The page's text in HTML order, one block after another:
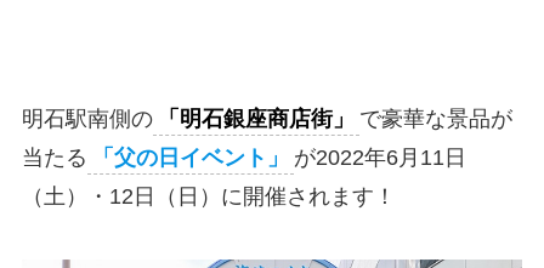
明石駅南側の 「明石銀座商店街」
で豪華な景品が
当たる
「父の日イベント」
が2022年6月11日
（土）・12日（日）に開催されます！